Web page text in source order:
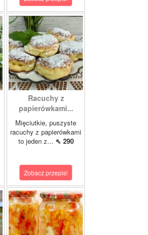
Racuchy z
papierówkami...
Mięciutkie, puszyste
racuchy z papierówkami
to jeden z... ⇖ 290
Zobacz przepis!